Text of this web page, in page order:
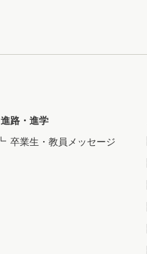
進路・進学
卒業生・教員メッセージ